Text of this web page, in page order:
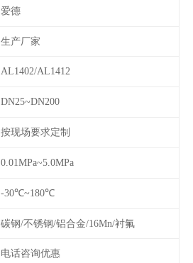
爱德
生产厂家
AL1402/AL1412
DN25~DN200
按现场要求定制
0.01MPa~5.0MPa
-30℃~180℃
碳钢/不锈钢/铝合金/16Mn/衬氟
电话咨询优惠